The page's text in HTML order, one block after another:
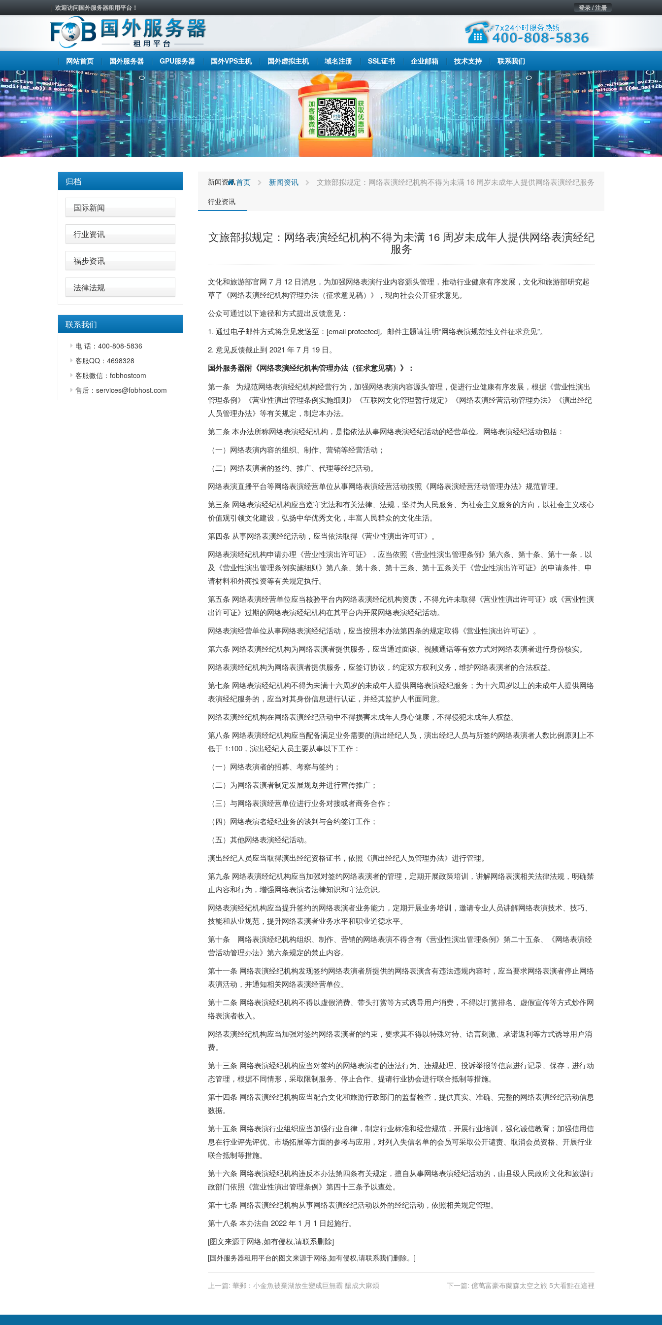
欢迎访问国外服务器租用平台！ 登录 / 注册
网站首页 国外服务器 GPU服务器 国外VPS主机 国外虚拟主机 域名注册 SSL证书 企业邮箱 技术支持 联系我们
归档
国际新闻
行业资讯
福步资讯
法律法规
联系我们
电 话：400-808-5836
客服QQ：4698328
客服微信：fobhostcom
售后：services@fobhost.com
新闻资讯
行业资讯
首页 新闻资讯 文旅部拟规定：网络表演经纪机构不得为未满 16 周岁未成年人提供网络表演经纪服务
文旅部拟规定：网络表演经纪机构不得为未满 16 周岁未成年人提供网络表演经纪
服务
文化和旅游部官网 7 月 12 日消息，为加强网络表演行业内容源头管理，推动行业健康有序发展，文化和旅游部研究起
草了《网络表演经纪机构管理办法（征求意见稿）》，现向社会公开征求意见。
公众可通过以下途径和方式提出反馈意见：
1. 通过电子邮件方式将意见发送至：[email protected]。邮件主题请注明“网络表演规范性文件征求意见”。
2. 意见反馈截止到 2021 年 7 月 19 日。
国外服务器附《网络表演经纪机构管理办法（征求意见稿）》：
第一条 为规范网络表演经纪机构经营行为，加强网络表演内容源头管理，促进行业健康有序发展，根据《营业性演出
管理条例》《营业性演出管理条例实施细则》《互联网文化管理暂行规定》《网络表演经营活动管理办法》《演出经纪
人员管理办法》等有关规定，制定本办法。
第二条 本办法所称网络表演经纪机构，是指依法从事网络表演经纪活动的经营单位。网络表演经纪活动包括：
（一）网络表演内容的组织、制作、营销等经营活动；
（二）网络表演者的签约、推广、代理等经纪活动。
网络表演直播平台等网络表演经营单位从事网络表演经营活动按照《网络表演经营活动管理办法》规范管理。
第三条 网络表演经纪机构应当遵守宪法和有关法律、法规，坚持为人民服务、为社会主义服务的方向，以社会主义核心
价值观引领文化建设，弘扬中华优秀文化，丰富人民群众的文化生活。
第四条 从事网络表演经纪活动，应当依法取得《营业性演出许可证》。
网络表演经纪机构申请办理《营业性演出许可证》，应当依照《营业性演出管理条例》第六条、第十条、第十一条，以
及《营业性演出管理条例实施细则》第八条、第十条、第十三条、第十五条关于《营业性演出许可证》的申请条件、申
请材料和外商投资等有关规定执行。
第五条 网络表演经营单位应当核验平台内网络表演经纪机构资质，不得允许未取得《营业性演出许可证》或《营业性演
出许可证》过期的网络表演经纪机构在其平台内开展网络表演经纪活动。
网络表演经营单位从事网络表演经纪活动，应当按照本办法第四条的规定取得《营业性演出许可证》。
第六条 网络表演经纪机构为网络表演者提供服务，应当通过面谈、视频通话等有效方式对网络表演者进行身份核实。
网络表演经纪机构为网络表演者提供服务，应签订协议，约定双方权利义务，维护网络表演者的合法权益。
第七条 网络表演经纪机构不得为未满十六周岁的未成年人提供网络表演经纪服务 ；为十六周岁以上的未成年人提供网络
表演经纪服务的，应当对其身份信息进行认证，并经其监护人书面同意。
网络表演经纪机构在网络表演经纪活动中不得损害未成年人身心健康，不得侵犯未成年人权益。
第八条 网络表演经纪机构应当配备满足业务需要的演出经纪人员，演出经纪人员与所签约网络表演者人数比例原则上不
低于 1:100，演出经纪人员主要从事以下工作：
（一）网络表演者的招募、考察与签约；
（二）为网络表演者制定发展规划并进行宣传推广；
（三）与网络表演经营单位进行业务对接或者商务合作；
（四）网络表演者经纪业务的谈判与合约签订工作；
（五）其他网络表演经纪活动。
演出经纪人员应当取得演出经纪资格证书，依照《演出经纪人员管理办法》进行管理。
第九条 网络表演经纪机构应当加强对签约网络表演者的管理，定期开展政策培训，讲解网络表演相关法律法规，明确禁
止内容和行为，增强网络表演者法律知识和守法意识。
网络表演经纪机构应当提升签约的网络表演者业务能力，定期开展业务培训，邀请专业人员讲解网络表演技术、技巧、
技能和从业规范，提升网络表演者业务水平和职业道德水平。
第十条 网络表演经纪机构组织、制作、营销的网络表演不得含有《营业性演出管理条例》第二十五条、《网络表演经
营活动管理办法》第六条规定的禁止内容。
第十一条 网络表演经纪机构发现签约网络表演者所提供的网络表演含有违法违规内容时，应当要求网络表演者停止网络
表演活动，并通知相关网络表演经营单位。
第十二条 网络表演经纪机构不得以虚假消费、带头打赏等方式诱导用户消费，不得以打赏排名、虚假宣传等方式炒作网
络表演者收入。
网络表演经纪机构应当加强对签约网络表演者的约束，要求其不得以特殊对待、语言刺激、承诺返利等方式诱导用户消
费。
第十三条 网络表演经纪机构应当对签约的网络表演者的违法行为、违规处理、投诉举报等信息进行记录、保存，进行动
态管理，根据不同情形，采取限制服务、停止合作、提请行业协会进行联合抵制等措施。
第十四条 网络表演经纪机构应当配合文化和旅游行政部门的监督检查，提供真实、准确、完整的网络表演经纪活动信息
数据。
第十五条 网络表演行业组织应当加强行业自律，制定行业标准和经营规范，开展行业培训，强化诚信教育；加强信用信
息在行业评先评优、市场拓展等方面的参考与应用，对列入失信名单的会员可采取公开谴责、取消会员资格、开展行业
联合抵制等措施。
第十六条 网络表演经纪机构违反本办法第四条有关规定，擅自从事网络表演经纪活动的，由县级人民政府文化和旅游行
政部门依照《营业性演出管理条例》第四十三条予以查处。
第十七条 网络表演经纪机构从事网络表演经纪活动以外的经纪活动，依照相关规定管理。
第十八条 本办法自 2022 年 1 月 1 日起施行。
[图文来源于网络,如有侵权,请联系删除]
[国外服务器租用平台的图文来源于网络,如有侵权,请联系我们删除。]
上一篇: 華郵：小金魚被棄湖放生變成巨無霸 釀成大麻煩 下一篇: 億萬富豪布蘭森太空之旅 5大看點在這裡